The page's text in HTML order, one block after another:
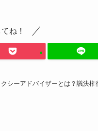
ね！
クシーアドバイザーとは？議決